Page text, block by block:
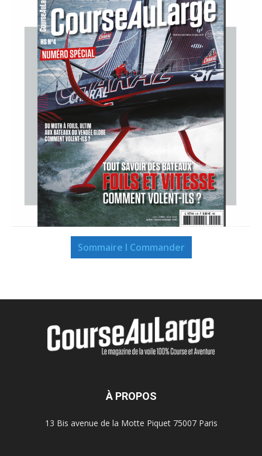
Sommaire I Commander
À PROPOS
13 Bis avenue de la Motte Piquet 75007 Paris